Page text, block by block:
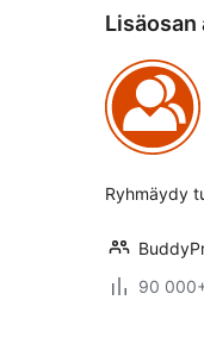
Lisäosan
Ryhmäydy
90